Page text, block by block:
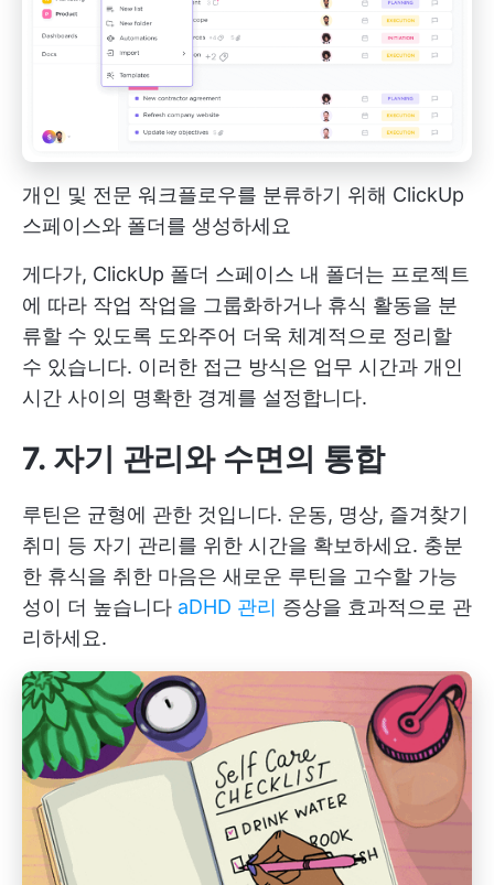
개인 및 전문 워크플로우를 분류하기 위해 ClickUp
스페이스와 폴더를 생성하세요
게다가, ClickUp 폴더 스페이스 내 폴더는 프로젝트
에 따라 작업 작업을 그룹화하거나 휴식 활동을 분
류할 수 있도록 도와주어 더욱 체계적으로 정리할
수 있습니다. 이러한 접근 방식은 업무 시간과 개인
시간 사이의 명확한 경계를 설정합니다.
7. 자기 관리와 수면의 통합
루틴은 균형에 관한 것입니다. 운동, 명상, 즐겨찾기
취미 등 자기 관리를 위한 시간을 확보하세요. 충분
한 휴식을 취한 마음은 새로운 루틴을 고수할 가능
성이 더 높습니다 aDHD 관리 증상을 효과적으로 관
리하세요.